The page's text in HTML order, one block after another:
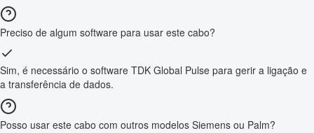
Preciso de algum software para usar este cabo?
Sim, é necessário o software TDK Global Pulse para gerir a ligação e
a transferência de dados.
Posso usar este cabo com outros modelos Siemens ou Palm?